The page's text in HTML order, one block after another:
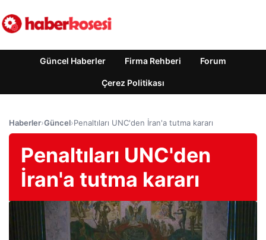
Güncel Haberler Firma Rehberi Forum
Çerez Politikası
Haberler›Güncel›Penaltıları UNC'den İran'a tutma kararı
Penaltıları UNC'den
İran'a tutma kararı